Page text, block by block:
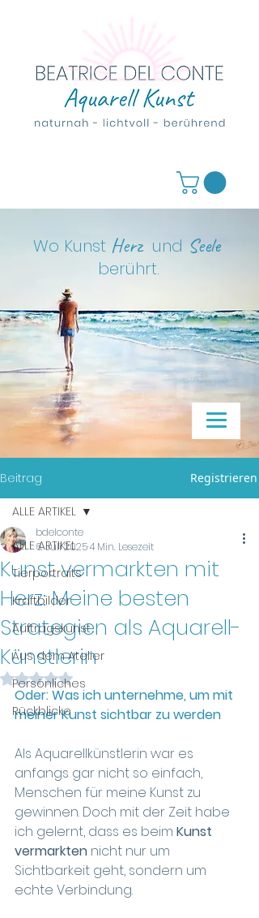
Wo Kunst Herz und Seele
berührt.
Beitrag Registrieren
ALLE ARTIKEL
Tierportraits
Kraftbilder
Auftragskunst
Aus dem Atelier
Persönliches
Rückblicke
ALLE ARTIKEL
Kunst vermarkten mit
Herz: Meine besten
Strategien als Aquarell-
Künstlerin
bdelconte
6. Juli 20254 Min. Lesezeit
Mit NaN von 5 Sternen bewertet.
Oder: Was ich unternehme, um mit
meiner Kunst sichtbar zu werden
Als Aquarellkünstlerin war es
anfangs gar nicht so einfach,
Menschen für meine Kunst zu
gewinnen. Doch mit der Zeit habe
ich gelernt, dass es beim Kunst
vermarkten nicht nur um
Sichtbarkeit geht, sondern um
echte Verbindung.